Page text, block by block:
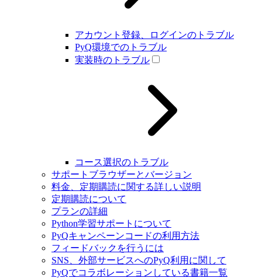
アカウント登録、ログインのトラブル
PyQ環境でのトラブル
実装時のトラブル
コース選択のトラブル
サポートブラウザーとバージョン
料金、定期購読に関する詳しい説明
定期購読について
プランの詳細
Python学習サポートについて
PyQキャンペーンコードの利用方法
フィードバックを行うには
SNS、外部サービスへのPyQ利用に関して
PyQでコラボレーションしている書籍一覧